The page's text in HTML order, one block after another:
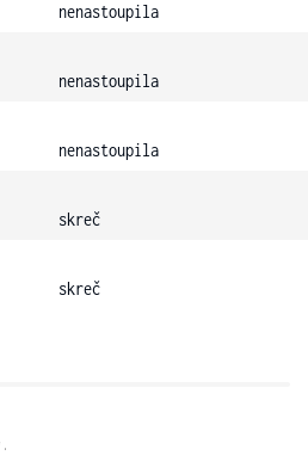
nenastoupila
nenastoupila
nenastoupila
skreč
skreč